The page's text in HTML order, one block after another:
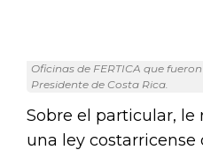
Oficinas de FERTICA que
Presidente de Costa Rica.
Sobre el particular, le
una ley